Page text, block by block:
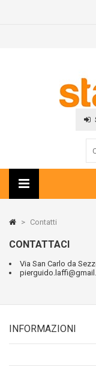
> Contatti
CONTATTACI
Via San Carlo da
INFORMAZIONI